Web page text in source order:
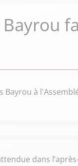
Bayrou à
dans